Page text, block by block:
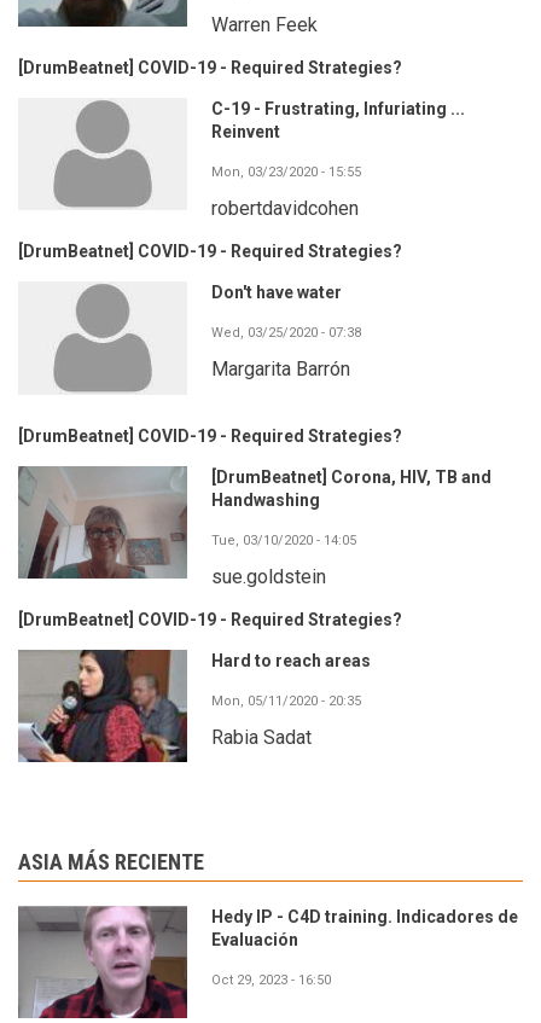
Warren Feek
[DrumBeatnet] COVID-19 - Required Strategies?
C-19 - Frustrating, Infuriating ...
Reinvent
Mon, 03/23/2020 - 15:55
robertdavidcohen
[DrumBeatnet] COVID-19 - Required Strategies?
Don't have water
Wed, 03/25/2020 - 07:38
Margarita Barrón
[DrumBeatnet] COVID-19 - Required Strategies?
[DrumBeatnet] Corona, HIV, TB and
Handwashing
Tue, 03/10/2020 - 14:05
sue.goldstein
[DrumBeatnet] COVID-19 - Required Strategies?
Hard to reach areas
Mon, 05/11/2020 - 20:35
Rabia Sadat
ASIA MÁS RECIENTE
Hedy IP - C4D training. Indicadores de
Evaluación
Oct 29, 2023 - 16:50